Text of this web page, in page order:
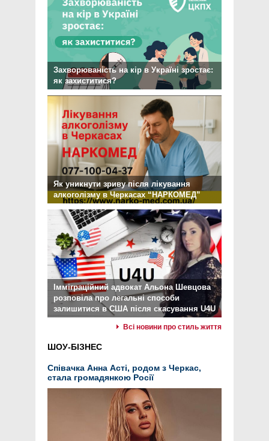
Захворюваність на кір в Україні зростає:
як захиститися?
Як уникнути зриву після лікування
алкоголізму в Черкасах “НАРКОМЕД”
Імміграційний адвокат Альона Шевцова
розповіла про легальні способи
залишитися в США після скасування U4U
Всі новини про стиль життя
ШОУ-БІЗНЕС
Співачка Анна Асті, родом з Черкас,
стала громадянкою Росії